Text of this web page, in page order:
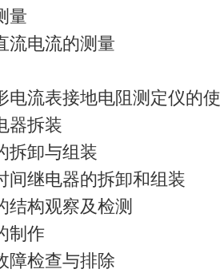
量
流电流的测量
电流表接地电阻测定仪的
器拆装
拆卸与组装
间继电器的拆卸和组装
结构观察及检测
制作
障检查与排除